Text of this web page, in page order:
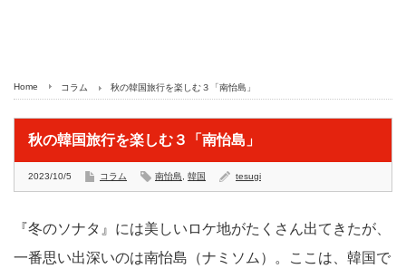
Home コラム 秋の韓国旅行を楽しむ３「南怡島」
秋の韓国旅行を楽しむ３「南怡島」
2023/10/5 コラム 南怡島 韓国 tesugi
『冬のソナタ』には美しいロケ地がたくさん出てきたが、
一番思い出深いのは南怡島（ナミソム）。ここは、韓国で